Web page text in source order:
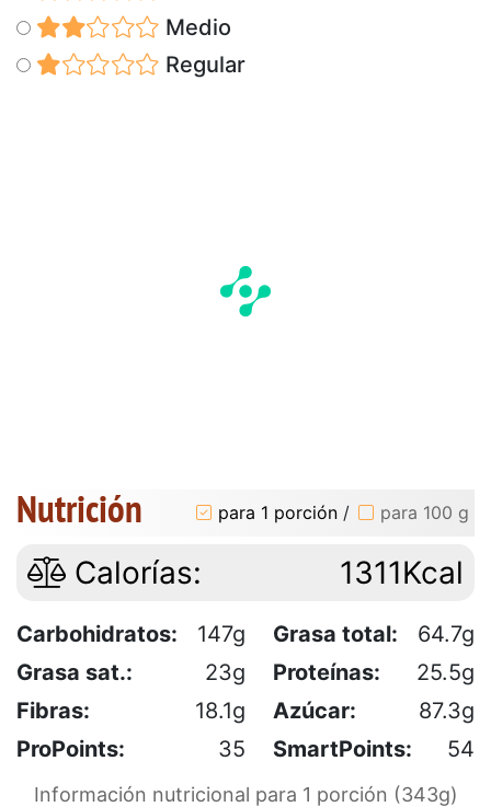
Medio
Regular
Nutrición para 1 porción / para 100 g
Calorías: 1311Kcal
Carbohidratos: 147g Grasa total:
64.7g
Grasa sat.:
23g Proteínas:
25.5g
Fibras:
18.1g Azúcar:
87.3g
ProPoints:
35 SmartPoints: 54
Información nutricional para 1 porción (343g)